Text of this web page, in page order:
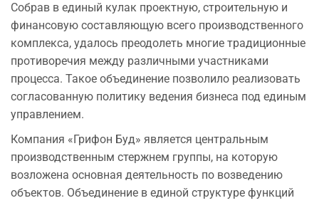
Собрав в единый кулак проектную, строительную и
финансовую составляющую всего производственного
комплекса, удалось преодолеть многие традиционные
противоречия между различными участниками
процесса. Такое объединение позволило реализовать
согласованную политику ведения бизнеса под единым
управлением.
Компания «Грифон Буд» является центральным
производственным стержнем группы, на которую
возложена основная деятельность по возведению
объектов. Объединение в единой структуре функций